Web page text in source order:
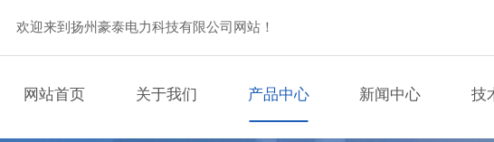
欢迎来到扬州豪泰电力科技有限公司网站！
网站首页 关于我们 产品中心 新闻中心 技